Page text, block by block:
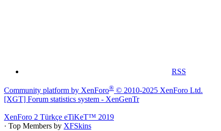
RSS
Community platform by XenForo® © 2010-2025 XenForo Ltd.
[XGT] Forum statistics system - XenGenTr
XenForo 2 Türkçe eTiKeT™ 2019
· Top Members by XFSkins